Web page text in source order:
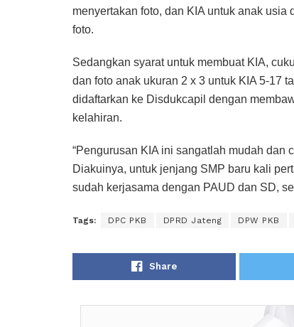
menyertakan foto, dan KIA untuk anak
foto.
Sedangkan syarat untuk membuat KIA,
dan foto anak ukuran 2 x 3 untuk KIA 5-17
didaftarkan ke Disdukcapil dengan
kelahiran.
“Pengurusan KIA ini sangatlah mudah dan
Diakuinya, untuk jenjang SMP baru kali
sudah kerjasama dengan PAUD dan SD,
Tags: DPC PKB DPRD Jateng DPW PKB
Share